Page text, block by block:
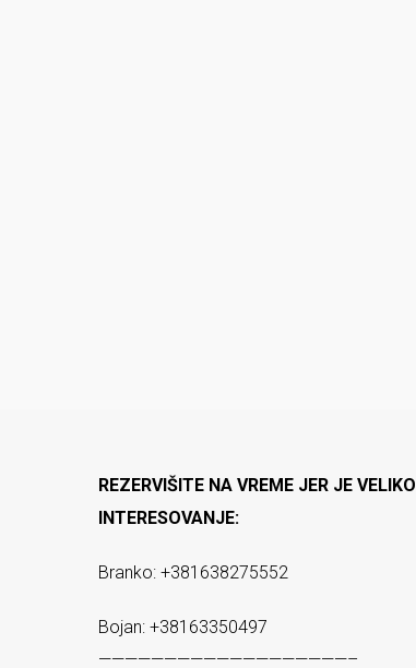
REZERVIŠITE NA VREME JER JE VELIKO
INTERESOVANJE:
Branko: +381638275552
Bojan: +38163350497
———————————————————–